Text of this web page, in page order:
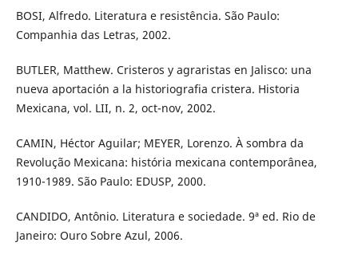
BOSI, Alfredo. Literatura e resistência. São Paulo:
Companhia das Letras, 2002.
BUTLER, Matthew. Cristeros y agraristas en Jalisco: una
nueva aportación a la historiografia cristera. Historia
Mexicana, vol. LII, n. 2, oct-nov, 2002.
CAMIN, Héctor Aguilar; MEYER, Lorenzo. À sombra da
Revolução Mexicana: história mexicana contemporânea,
1910-1989. São Paulo: EDUSP, 2000.
CANDIDO, Antônio. Literatura e sociedade. 9ª ed. Rio de
Janeiro: Ouro Sobre Azul, 2006.